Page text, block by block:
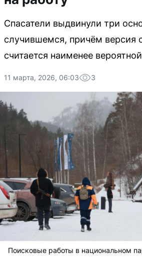
Спасатели выдвинули три
случившемся, причём версия
считается наименее
11 марта, 2026, 06:03 3
Поисковые работы в национальном